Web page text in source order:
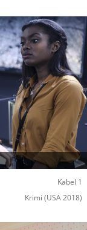
Kabel 1
Krimi (USA 2018)